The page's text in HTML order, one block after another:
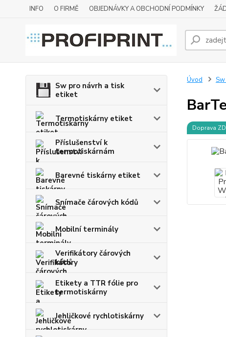
INFO O FIRMĚ OBJEDNÁVKY A OBCHODNÍ PODMÍNKY
Sw pro návrh a tisk
etiket
Termotiskárny etiket
Příslušenství k
termotiskárnám
Barevné tiskárny etiket
Snímače čárových kódů
Mobilní terminály
Verifikátory čárových
kódů
Etikety a TTR fólie pro
termotiskárny
Jehličkové rychlotiskárny
Úvod
Doprava